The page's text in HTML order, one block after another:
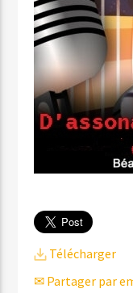
Télécharger
✉ Partager par